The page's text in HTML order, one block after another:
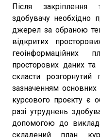
Після закріплення
здобувачу необхідно
джерел за обраною
відкритих
геоінформаційних
просторових даних
скласти розгорнутий
зазначенням основних
курсового проєкту є
разі утруднень
допомогою до
складений план